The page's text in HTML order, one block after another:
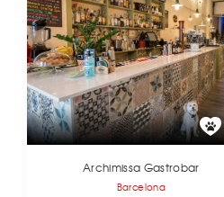
Archimissa Gastrobar
Barcelona